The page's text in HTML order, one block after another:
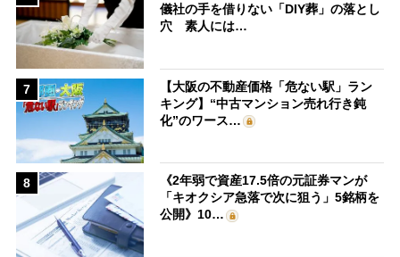
儀社の手を借りない「DIY葬」の落とし
穴 素人には…
7
【大阪の不動産価格「危ない駅」ラン
キング】“中古マンション売れ行き鈍
化”のワース…
8
《2年弱で資産17.5倍の元証券マンが
「キオクシア急落で次に狙う」5銘柄を
公開》10…